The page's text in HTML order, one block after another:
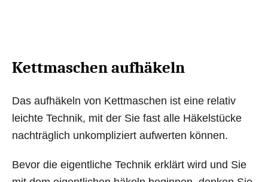
Kettmaschen aufhäkeln
Das aufhäkeln von Kettmaschen ist eine relativ
leichte Technik, mit der Sie fast alle Häkelstücke
nachträglich unkompliziert aufwerten können.
Bevor die eigentliche Technik erklärt wird und Sie